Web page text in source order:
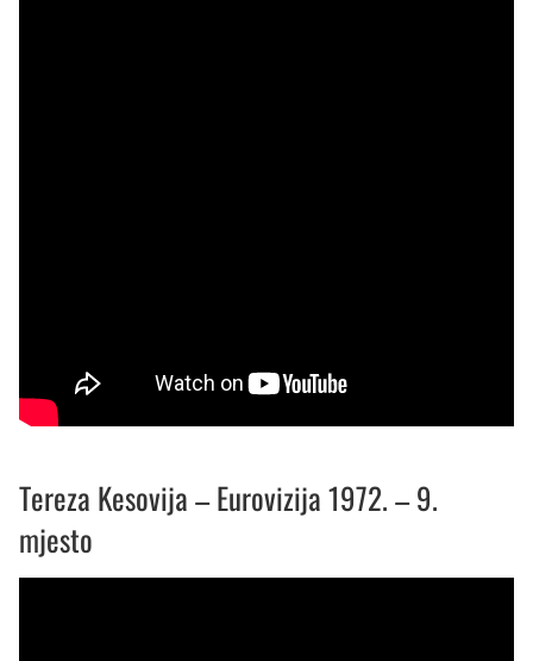
Tereza Kesovija – Eurovizija 1972. – 9.
mjesto